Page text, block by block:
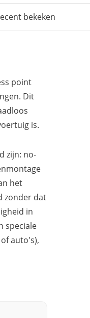
bekeken
point
Dit
is.
zijn: no-
het
zonder dat
in
speciale
auto's),